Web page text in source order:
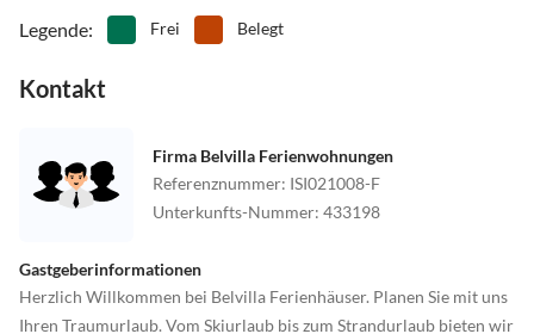
Legende: Frei Belegt
Kontakt
Firma Belvilla Ferienwohnungen
Referenznummer: ISI021008-F
Unterkunfts-Nummer: 433198
Gastgeberinformationen
Herzlich Willkommen bei Belvilla Ferienhäuser. Planen Sie mit uns
Ihren Traumurlaub. Vom Skiurlaub bis zum Strandurlaub bieten wir